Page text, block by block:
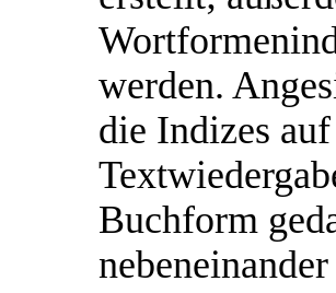
werden.
die Indizes
Buchform